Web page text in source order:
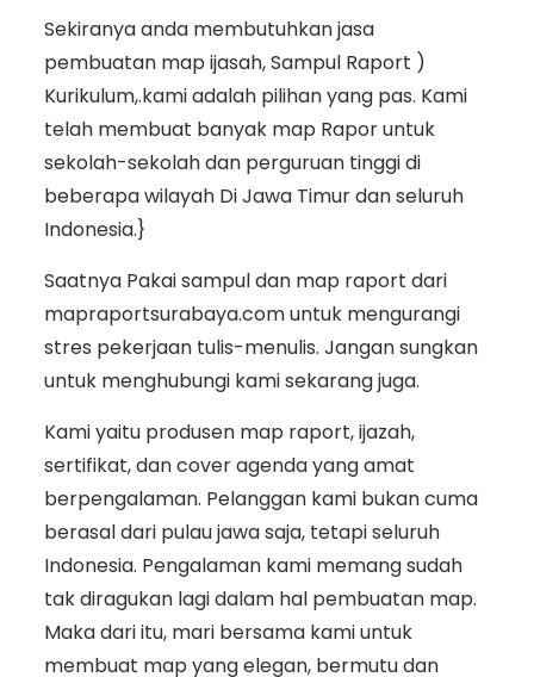
Sekiranya anda membutuhkan jasa
pembuatan map ijasah, Sampul Raport )
Kurikulum,.kami adalah pilihan yang pas. Kami
telah membuat banyak map Rapor untuk
sekolah-sekolah dan perguruan tinggi di
beberapa wilayah Di Jawa Timur dan seluruh
Indonesia.}
Saatnya Pakai sampul dan map raport dari
mapraportsurabaya.com untuk mengurangi
stres pekerjaan tulis-menulis. Jangan sungkan
untuk menghubungi kami sekarang juga.
Kami yaitu produsen map raport, ijazah,
sertifikat, dan cover agenda yang amat
berpengalaman. Pelanggan kami bukan cuma
berasal dari pulau jawa saja, tetapi seluruh
Indonesia. Pengalaman kami memang sudah
tak diragukan lagi dalam hal pembuatan map.
Maka dari itu, mari bersama kami untuk
membuat map yang elegan, bermutu dan